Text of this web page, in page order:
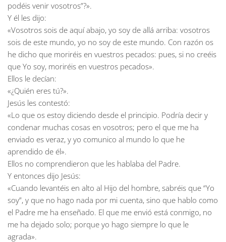
podéis venir vosotros”?».
Y él les dijo:
«Vosotros sois de aquí abajo, yo soy de allá arriba: vosotros
sois de este mundo, yo no soy de este mundo. Con razón os
he dicho que moriréis en vuestros pecados: pues, si no creéis
que Yo soy, moriréis en vuestros pecados».
Ellos le decían:
«¿Quién eres tú?».
Jesús les contestó:
«Lo que os estoy diciendo desde el principio. Podría decir y
condenar muchas cosas en vosotros; pero el que me ha
enviado es veraz, y yo comunico al mundo lo que he
aprendido de él».
Ellos no comprendieron que les hablaba del Padre.
Y entonces dijo Jesús:
«Cuando levantéis en alto al Hijo del hombre, sabréis que “Yo
soy”, y que no hago nada por mi cuenta, sino que hablo como
el Padre me ha enseñado. El que me envió está conmigo, no
me ha dejado solo; porque yo hago siempre lo que le
agrada».